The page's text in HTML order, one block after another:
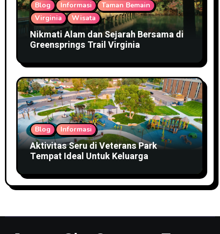
Blog Informasi
Taman Bemain
Virginia
Wisata
Nikmati Alam dan Sejarah Bersama di
Greensprings Trail Virginia
Blog Informasi
Aktivitas Seru di Veterans Park
Tempat Ideal Untuk Keluarga